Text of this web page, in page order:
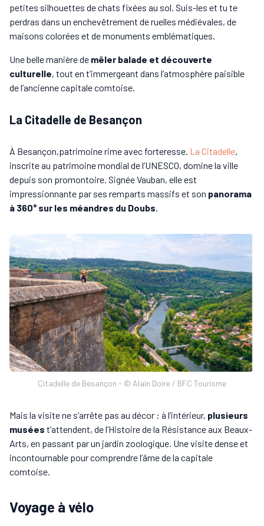
petites silhouettes de chats fixées au sol. Suis-les et tu te
perdras dans un enchevêtrement de ruelles médiévales, de
maisons colorées et de monuments emblématiques.
Une belle manière de mêler balade et découverte
culturelle, tout en t’immergeant dans l’atmosphère paisible
de l’ancienne capitale comtoise.
La Citadelle de Besançon
À Besançon,patrimoine rime avec forteresse. La Citadelle,
inscrite au patrimoine mondial de l’UNESCO, domine la ville
depuis son promontoire. Signée Vauban, elle est
impressionnante par ses remparts massifs et son panorama
à 360° sur les méandres du Doubs.
Citadelle de Besançon - © Alain Doire / BFC Tourisme
Mais la visite ne s’arrête pas au décor : à l’intérieur, plusieurs
musées t’attendent, de l’Histoire de la Résistance aux Beaux-
Arts, en passant par un jardin zoologique. Une visite dense et
incontournable pour comprendre l’âme de la capitale
comtoise.
Voyage à vélo